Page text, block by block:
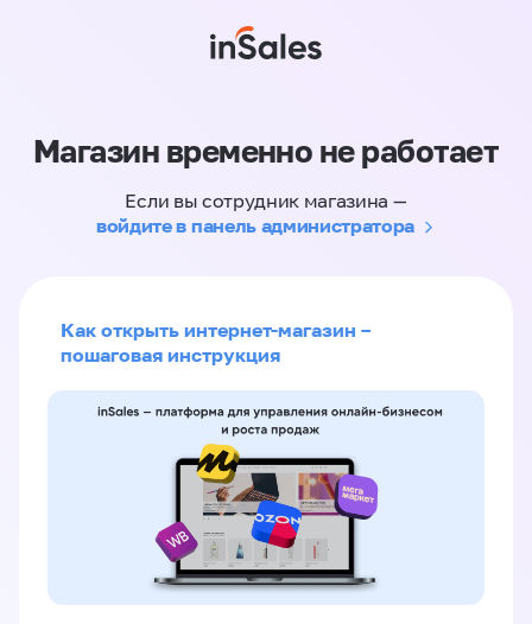
Магазин временно не работает
Если вы сотрудник магазина —
войдите в панель администратора
Как открыть интернет-магазин –
пошаговая инструкция